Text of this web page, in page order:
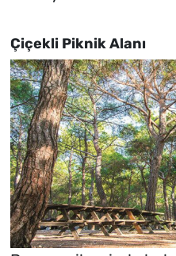
Çiçekli Piknik Alanı